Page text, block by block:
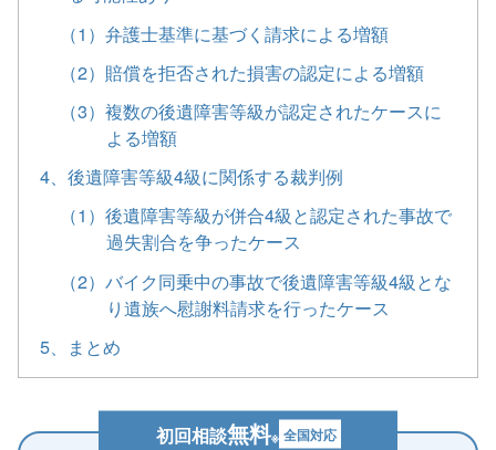
（1）弁護士基準に基づく請求による増額
（2）賠償を拒否された損害の認定による増額
（3）複数の後遺障害等級が認定されたケースに
よる増額
4、後遺障害等級4級に関係する裁判例
（1）後遺障害等級が併合4級と認定された事故で
過失割合を争ったケース
（2）バイク同乗中の事故で後遺障害等級4級とな
り遺族へ慰謝料請求を行ったケース
5、まとめ
初回相談無料※ 全国対応